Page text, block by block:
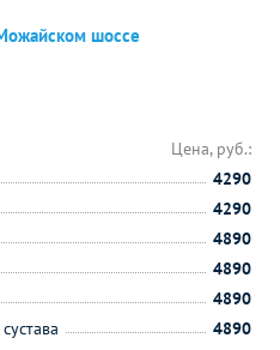
шоссе
Цена, руб.:
4290
4290
4890
4890
4890
4890